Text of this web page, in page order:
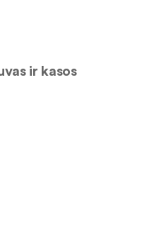
ir kasos